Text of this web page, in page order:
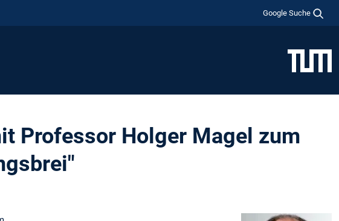
Google Suche
Professor Holger Magel zum